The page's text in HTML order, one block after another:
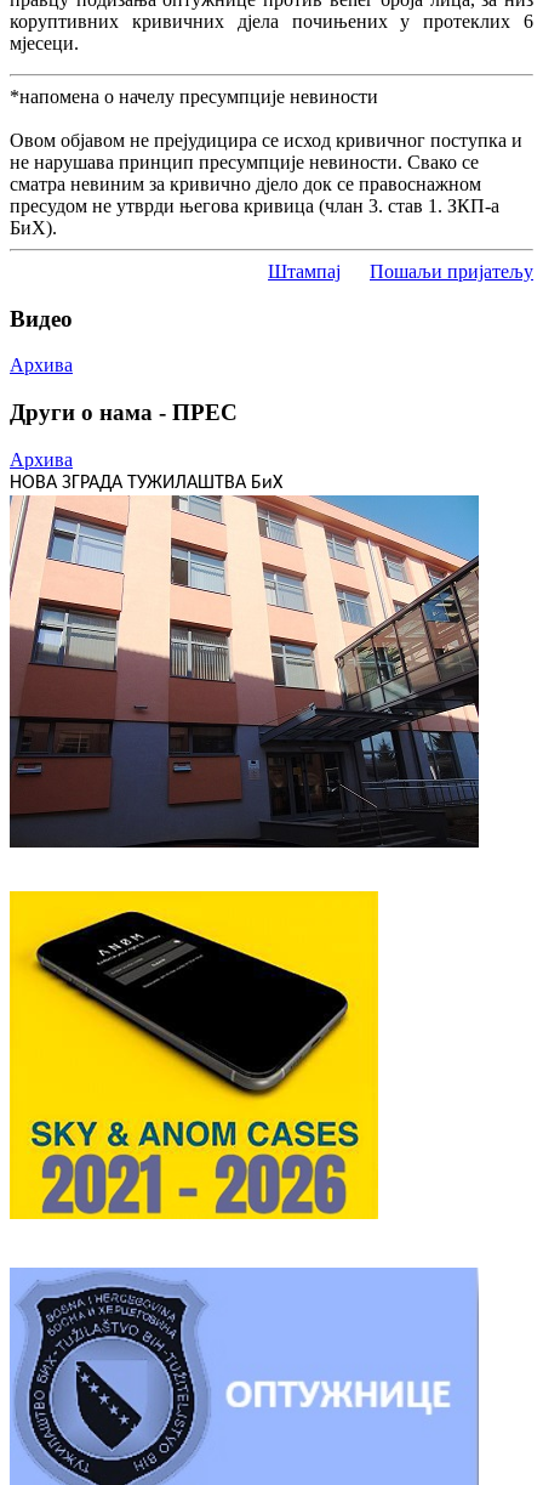
коруптивних кривичних дјела почињених у протеклих 6
мјесеци.
*напомена о начелу пресумпције невиности
Овом објавом не прејудицира се исход кривичног поступка и
не нарушава принцип пресумпције невиности. Свако се
сматра невиним за кривично дјело док се правоснажном
пресудом не утврди његова кривица (члан 3. став 1. ЗКП-а
БиХ).
Штампај Пошаљи пријатељу
Видео
Архива
Други о нама - ПРЕС
Архива
НОВА ЗГРАДА ТУЖИЛАШТВА БиХ